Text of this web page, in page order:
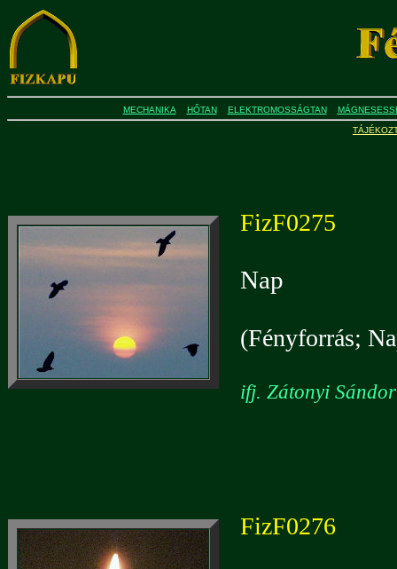
MECHANIKA HŐTAN ELEKTROMOSSÁGTAN
FizF0275
Nap
(Fényforrás;
ifj. Zátonyi
FizF0276